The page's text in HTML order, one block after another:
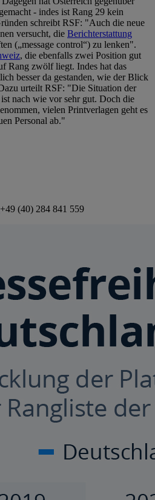
- indes ist Rang 29 kein
schreibt RSF: "Auch die neue
versucht, die Berichterstattung
(„message control“) zu lenken".
, die ebenfalls zwei Position gut
Rang zwölf liegt. Indes hat das
besser da gestanden, wie der Blick
urteilt RSF: "Die Situation der
nach wie vor sehr gut. Doch die
vielen Printverlagen geht es
Personal ab."
+49 (40) 284 841 559